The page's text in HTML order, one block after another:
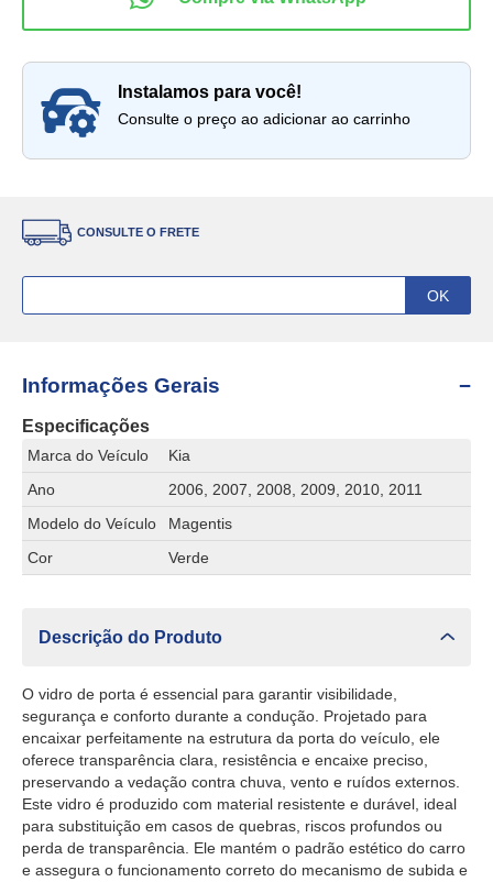
instalamos para você!
Consulte o preço ao adicionar ao carrinho
CONSULTE O FRETE
Informações Gerais
Especificações
Marca do Veículo
Kia
Ano
2006, 2007, 2008, 2009, 2010, 2011
Modelo do Veículo
Magentis
Cor
Verde
Descrição do Produto
O vidro de porta é essencial para garantir visibilidade,
segurança e conforto durante a condução. Projetado para
encaixar perfeitamente na estrutura da porta do veículo, ele
oferece transparência clara, resistência e encaixe preciso,
preservando a vedação contra chuva, vento e ruídos externos.
Este vidro é produzido com material resistente e durável, ideal
para substituição em casos de quebras, riscos profundos ou
perda de transparência. Ele mantém o padrão estético do carro
e assegura o funcionamento correto do mecanismo de subida e